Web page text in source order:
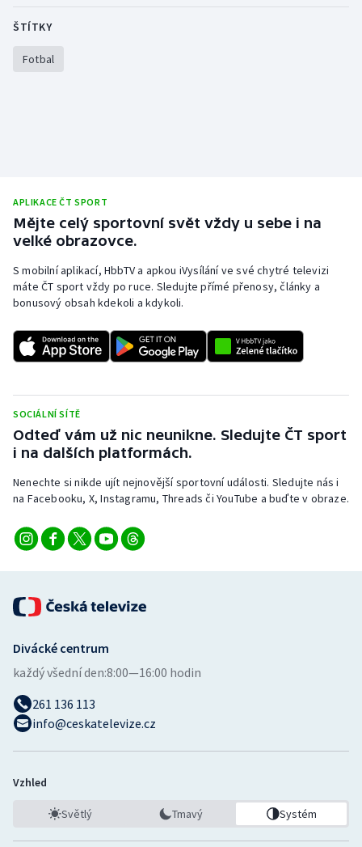
ŠTÍTKY
Fotbal
APLIKACE ČT SPORT
Mějte celý sportovní svět vždy u sebe i na
velké obrazovce.
S mobilní aplikací, HbbTV a apkou iVysílání ve své chytré televizi
máte ČT sport vždy po ruce. Sledujte přímé přenosy, články a
bonusový obsah kdekoli a kdykoli.
SOCIÁLNÍ SÍTĚ
Odteď vám už nic neunikne. Sledujte ČT sport
i na dalších platformách.
Nenechte si nikde ujít nejnovější sportovní události. Sledujte nás i
na Facebooku, X, Instagramu, Threads či YouTube a buďte v obraze.
Divácké centrum
každý všední den:8:00—16:00 hodin
261 136 113
info@ceskatelevize.cz
Vzhled
Světlý Tmavý Systém